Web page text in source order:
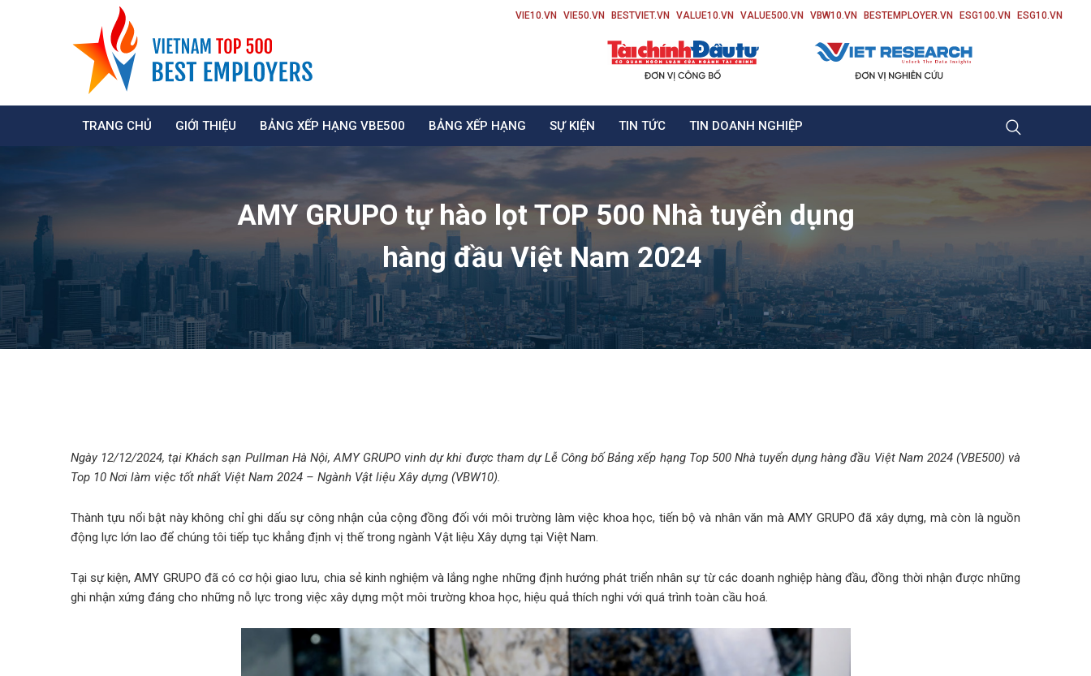
VIE10.VN VIE50.VN BESTVIET.VN VALUE10.VN VALUE500.VN VBW10.VN BESTEMPLOYER.VN ESG100.VN ESG10.VN
TRANG CHỦ GIỚI THIỆU BẢNG XẾP HẠNG VBE500 BẢNG XẾP HẠNG SỰ KIỆN TIN TỨC TIN DOANH NGHIỆP
AMY GRUPO tự hào lọt TOP 500 Nhà tuyển dụng
hàng đầu Việt Nam 2024
Ngày 12/12/2024, tại Khách sạn Pullman Hà Nội, AMY GRUPO vinh dự khi được tham dự Lễ Công bố Bảng xếp hạng Top 500 Nhà tuyển dụng hàng đầu Việt Nam 2024 (VBE500) và
Top 10 Nơi làm việc tốt nhất Việt Nam 2024 – Ngành Vật liệu Xây dựng (VBW10).
Thành tựu nổi bật này không chỉ ghi dấu sự công nhận của cộng đồng đối với môi trường làm việc khoa học, tiến bộ và nhân văn mà AMY GRUPO đã xây dựng, mà còn là nguồn
động lực lớn lao để chúng tôi tiếp tục khẳng định vị thế trong ngành Vật liệu Xây dựng tại Việt Nam.
Tại sự kiện, AMY GRUPO đã có cơ hội giao lưu, chia sẻ kinh nghiệm và lắng nghe những định hướng phát triển nhân sự từ các doanh nghiệp hàng đầu, đồng thời nhận được những
ghi nhận xứng đáng cho những nỗ lực trong việc xây dựng một môi trường khoa học, hiệu quả thích nghi với quá trình toàn cầu hoá.